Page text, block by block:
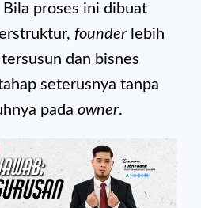
proses ini dibuat
founder lebih
tersusun dan bisnes
seterusnya tanpa
pada owner.